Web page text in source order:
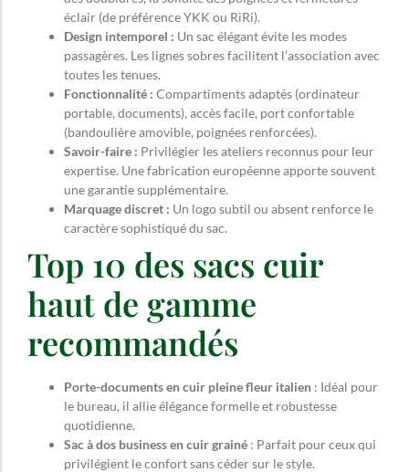
éclair (de préférence YKK ou RiRi).
Design intemporel : Un sac élégant évite les modes
passagères. Les lignes sobres facilitent l’association avec
toutes les tenues.
Fonctionnalité : Compartiments adaptés (ordinateur
portable, documents), accès facile, port confortable
(bandoulière amovible, poignées renforcées).
Savoir-faire : Privilégier les ateliers reconnus pour leur
expertise. Une fabrication européenne apporte souvent
une garantie supplémentaire.
Marquage discret : Un logo subtil ou absent renforce le
caractère sophistiqué du sac.
Top 10 des sacs cuir
haut de gamme
recommandés
Porte-documents en cuir pleine fleur italien : Idéal pour
le bureau, il allie élégance formelle et robustesse
quotidienne.
Sac à dos business en cuir grainé : Parfait pour ceux qui
privilégient le confort sans céder sur le style.